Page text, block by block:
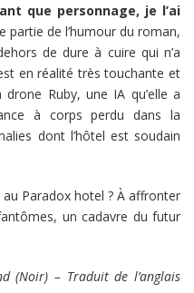
que personnage, je l’ai
partie de l’humour du roman,
de dure à cuire qui n’a
en réalité très touchante et
Ruby, une IA qu’elle a
à corps perdu dans la
dont l’hôtel est soudain
Paradox hotel ? À affronter
un cadavre du futur
(Noir) – Traduit de l’anglais